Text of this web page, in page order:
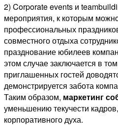
2) Corporate events и
мероприятия, к которым
профессиональных
совместного отдыха
празднование юбилеев
этом случае заключается в
приглашенных гостей
демонстрируется забота
Таким образом, маркетинг
уменьшению текучести
корпоративного духа.